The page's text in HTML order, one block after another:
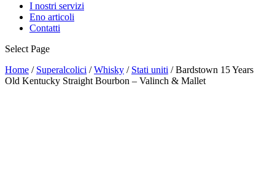
I nostri servizi
Eno articoli
Contatti
Select Page
Home / Superalcolici /Whisky / Stati uniti / Bardstown 15 Years
Old Kentucky Straight Bourbon – Valinch & Mallet